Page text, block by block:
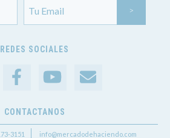
REDES SOCIALES
CONTACTANOS
3151 info@mercadodehaciendo.com